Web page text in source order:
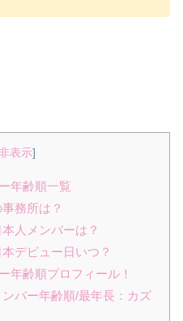
表示]
年齢順一覧
務所は？
人メンバーは？
デビュー日いつ？
年齢順プロフィール！
バー年齢順/最年長：カズ